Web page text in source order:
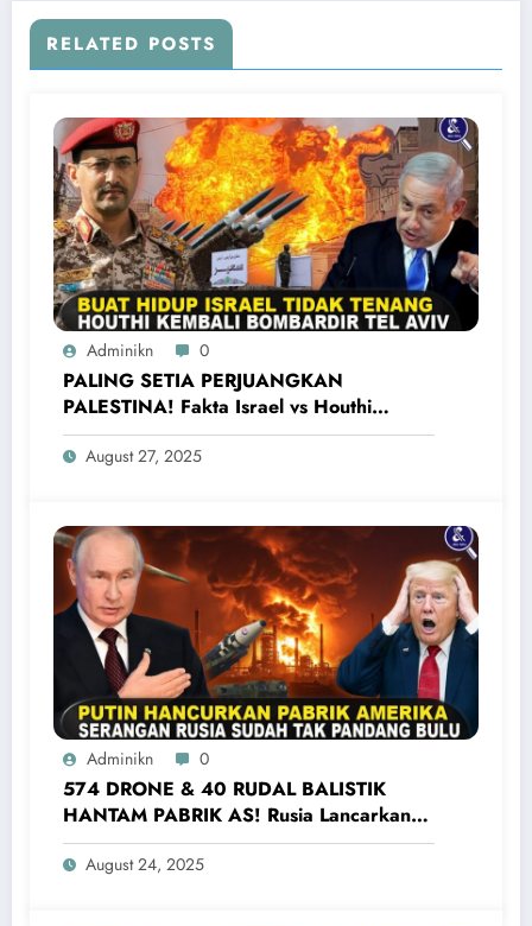
RELATED POSTS
Adminikn 0
PALING SETIA PERJUANGKAN
PALESTINA! Fakta Israel vs Houthi
Yaman Kembali Saling Balas Serangan
August 27, 2025
Adminikn 0
574 DRONE & 40 RUDAL BALISTIK
HANTAM PABRIK AS! Rusia Lancarkan
Serangan Terbesar Ke Ukraina Barat
August 24, 2025